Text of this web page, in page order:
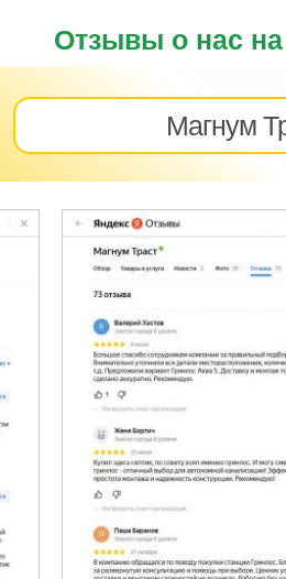
Отзывы о нас
Магнум